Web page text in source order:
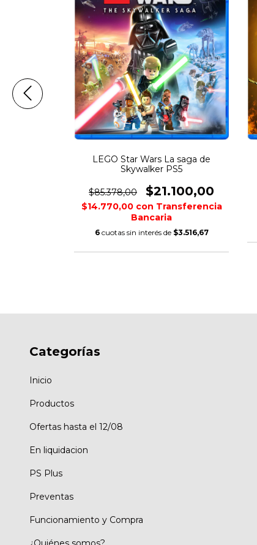
LEGO Star Wars La saga de
Skywalker PS5
$85.378,00 $21.100,00
$14.770,00 con Transferencia
Bancaria
6 cuotas sin interés de $3.516,67
Categorías
Inicio
Productos
Ofertas hasta el 12/08
En liquidacion
PS Plus
Preventas
Funcionamiento y Compra